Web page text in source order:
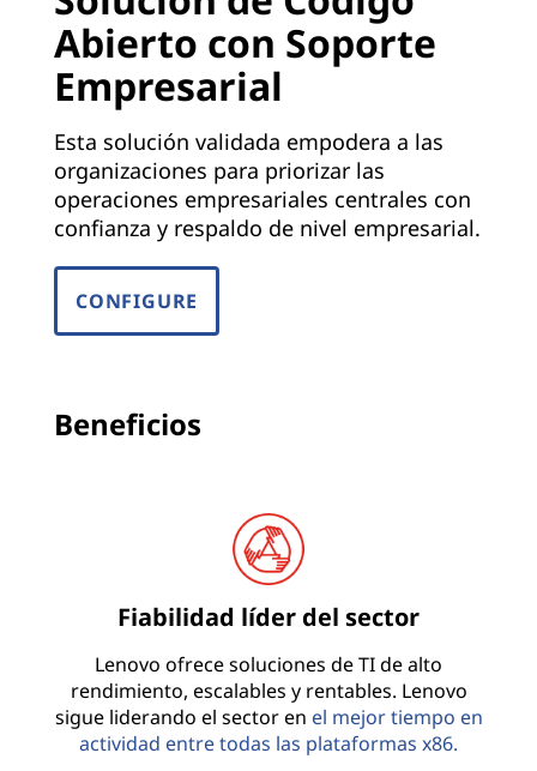
Abierto con Soporte
Empresarial
Esta solución validada empodera a las
organizaciones para priorizar las
operaciones empresariales centrales con
confianza y respaldo de nivel empresarial.
CONFIGURE
Beneficios
Fiabilidad líder del sector
Lenovo ofrece soluciones de TI de alto
rendimiento, escalables y rentables. Lenovo
sigue liderando el sector en el mejor tiempo en
actividad entre todas las plataformas x86.